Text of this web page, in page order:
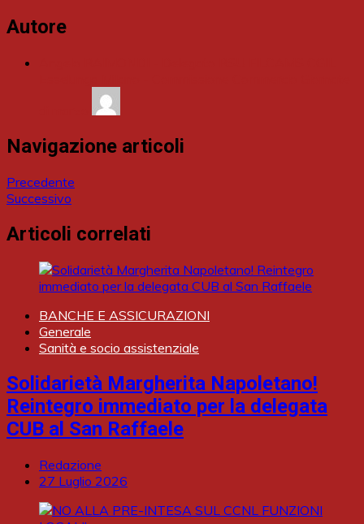
Autore
Navigazione articoli
Precedente
Successivo
Articoli correlati
BANCHE E ASSICURAZIONI
Generale
Sanità e socio assistenziale
Solidarietà Margherita Napoletano!
Reintegro immediato per la delegata
CUB al San Raffaele
Redazione
27 Luglio 2026